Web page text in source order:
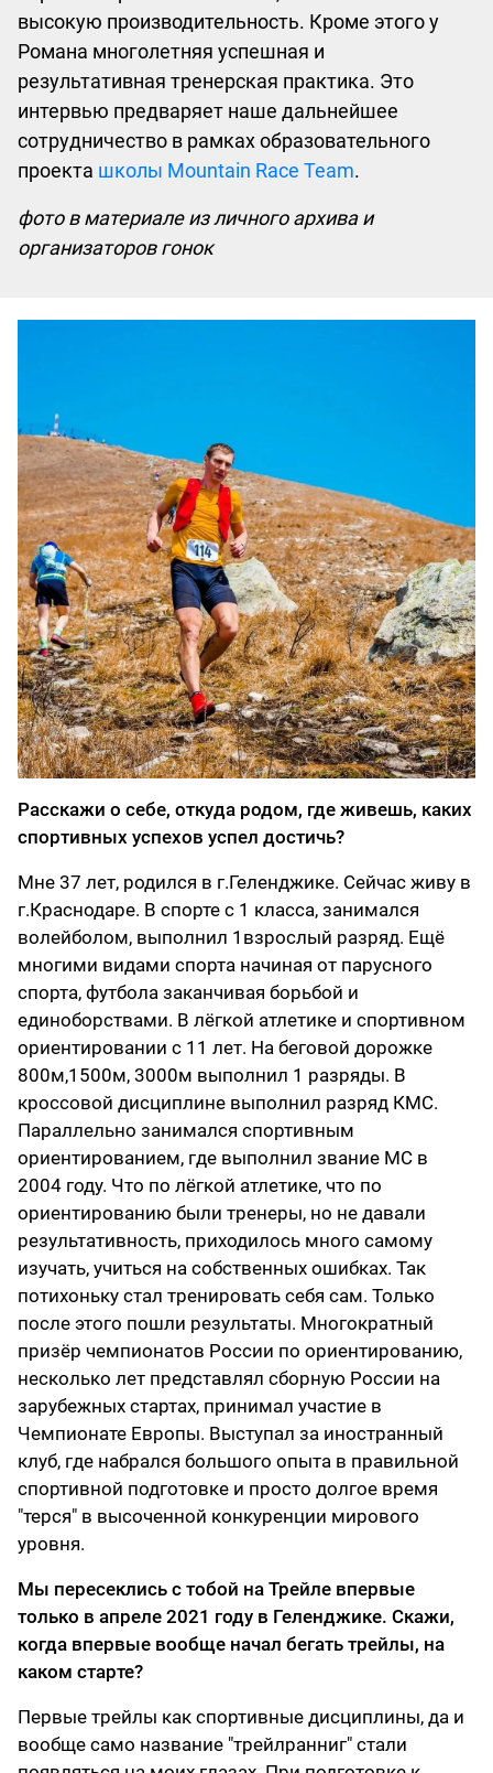
высокую производительность. Кроме этого у
Романа многолетняя успешная и
результативная тренерская практика. Это
интервью предваряет наше дальнейшее
сотрудничество в рамках образовательного
проекта школы Mountain Race Team.
фото в материале из личного архива и
организаторов гонок
Расскажи о себе, откуда родом, где живешь, каких
спортивных успехов успел достичь?
Мне 37 лет, родился в г.Геленджике. Сейчас живу в
г.Краснодаре. В спорте с 1 класса, занимался
волейболом, выполнил 1взрослый разряд. Ещё
многими видами спорта начиная от парусного
спорта, футбола заканчивая борьбой и
единоборствами. В лёгкой атлетике и спортивном
ориентировании с 11 лет. На беговой дорожке
800м,1500м, 3000м выполнил 1 разряды. В
кроссовой дисциплине выполнил разряд КМС.
Параллельно занимался спортивным
ориентированием, где выполнил звание МС в
2004 году. Что по лёгкой атлетике, что по
ориентированию были тренеры, но не давали
результативность, приходилось много самому
изучать, учиться на собственных ошибках. Так
потихоньку стал тренировать себя сам. Только
после этого пошли результаты. Многократный
призёр чемпионатов России по ориентированию,
несколько лет представлял сборную России на
зарубежных стартах, принимал участие в
Чемпионате Европы. Выступал за иностранный
клуб, где набрался большого опыта в правильной
спортивной подготовке и просто долгое время
"терся" в высоченной конкуренции мирового
уровня.
Мы пересеклись с тобой на Трейле впервые
только в апреле 2021 году в Геленджике. Скажи,
когда впервые вообще начал бегать трейлы, на
каком старте?
Первые трейлы как спортивные дисциплины, да и
вообще само название "трейлранниг" стали